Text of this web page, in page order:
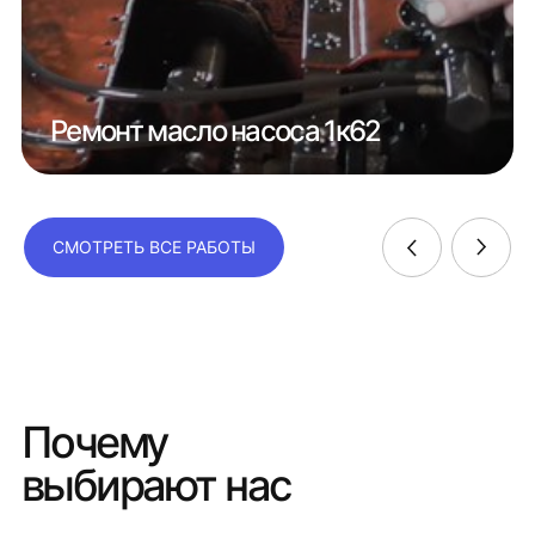
Ремонт масло насоса 1к62
СМОТРЕТЬ ВСЕ РАБОТЫ
Почему
выбирают нас